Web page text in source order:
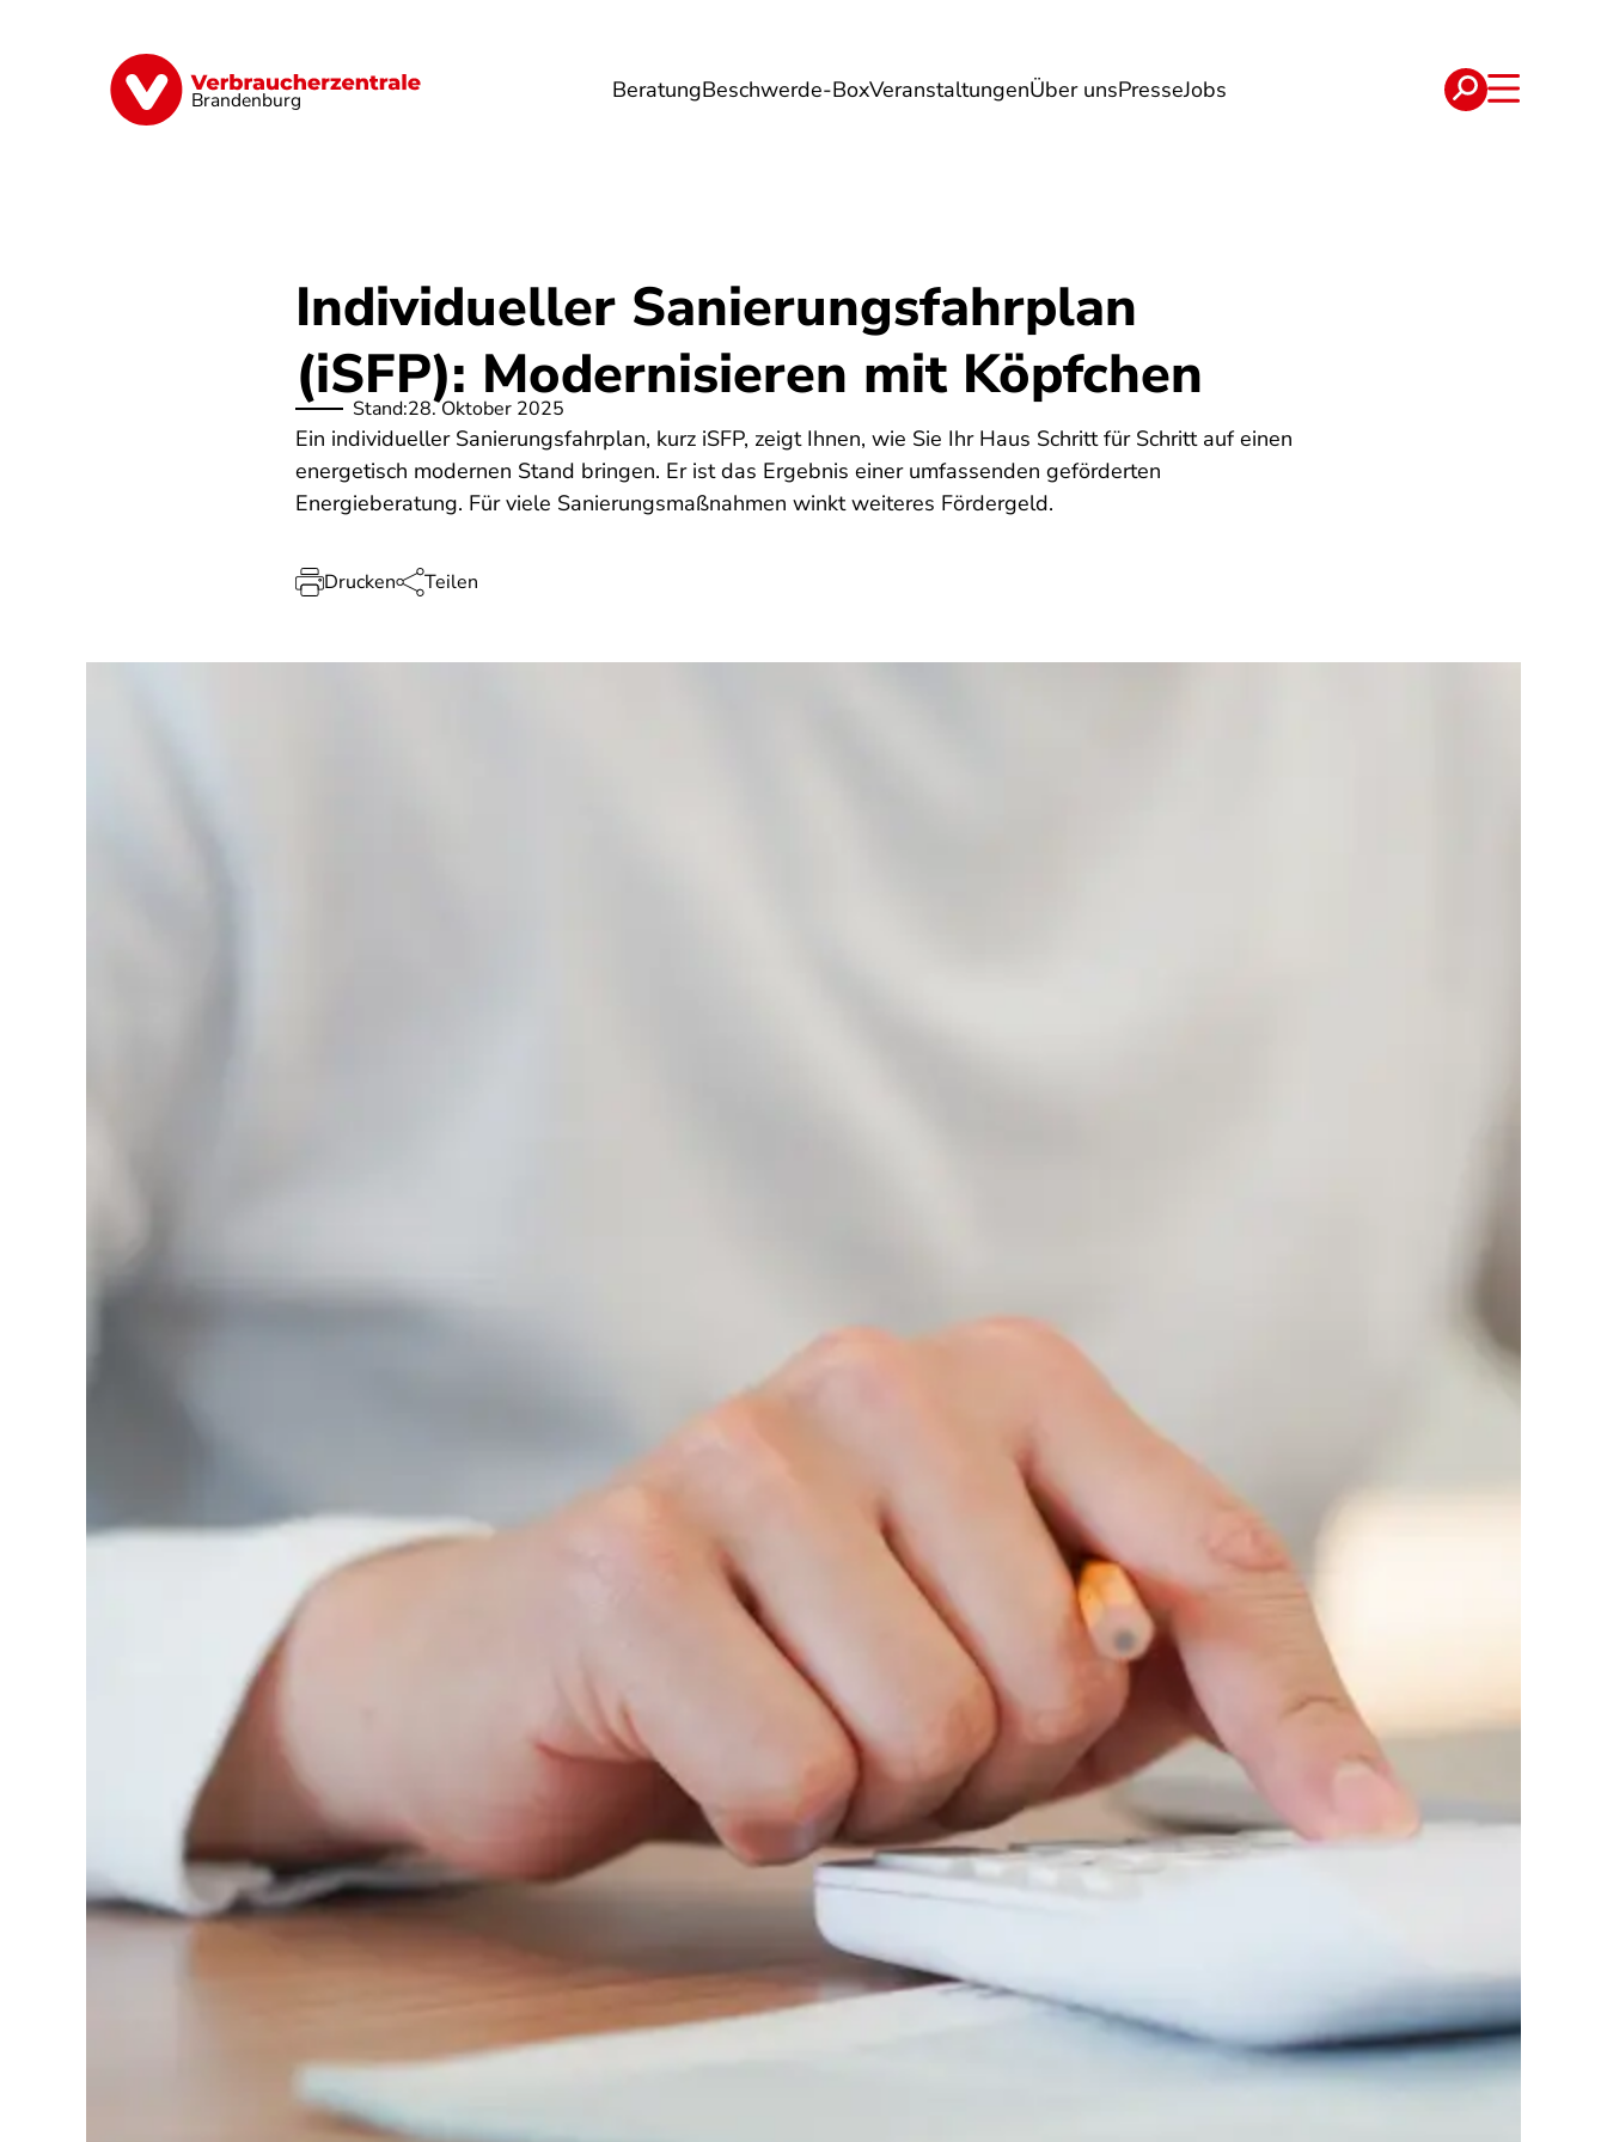
Brandenburg BeratungBeschwerde-BoxVeranstaltungenÜber unsPresseJobs
Finanzen Digitales Lebensmittel Umwelt Gesundheit Energie Reise Verträge
Individueller Sanierungsfahrplan
(iSFP): Modernisieren mit Köpfchen
Stand:28. Oktober 2025
Ein individueller Sanierungsfahrplan, kurz iSFP, zeigt Ihnen, wie Sie Ihr Haus Schritt für Schritt auf einen
energetisch modernen Stand bringen. Er ist das Ergebnis einer umfassenden geförderten
Energieberatung. Für viele Sanierungsmaßnahmen winkt weiteres Fördergeld.
Drucken Teilen